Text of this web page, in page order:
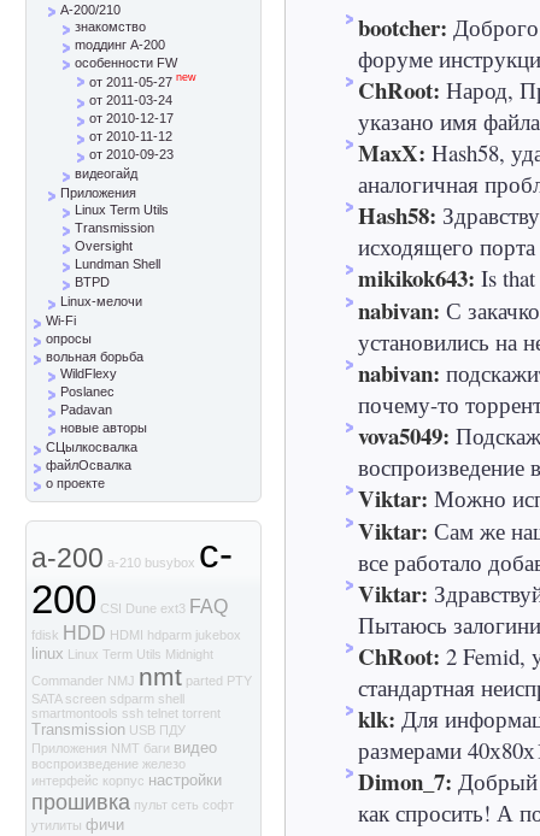
bootcher:
форуме
ChRoot: Народ,
указано имя
MaxX: Hash58,
аналогичная
Hash58:
исходящего
mikikok643: Is
nabivan: С
установились на
nabivan:
почему-то
vova5049:
воспроизведение
Viktar: Можно
Viktar: Сам же
все работало
Viktar:
Пытаюсь
ChRoot: 2 Femid,
стандартная
klk: Для
размерами
Dimon_7: Добрый
как спросить! А
A-200/210
знакомство
mоддинг A-200
особенности FW
от 2011-05-27 new
от 2011-03-24
от 2010-12-17
от 2010-11-12
от 2010-09-23
видеогайд
Приложения
Linux Term Utils
Transmission
Oversight
Lundman Shell
BTPD
Linux-мелочи
Wi-Fi
опросы
вольная борьба
WildFlexy
Poslanec
Padavan
новые авторы
СЦылкосвалка
файлОсвалка
о проекте
a-200 a-210 busybox c-
200 CSI Dune ext3 FAQ
fdisk HDD HDMI hdparm jukebox
linux Linux Term Utils Midnight
Commander NMJ nmt parted PTY
SATA screen sdparm shell
smartmontools ssh telnet torrent
Transmission USB ПДУ
Приложения NMT баги видео
воспроизведение железо
интерфейс корпус настройки
прошивка пульт сеть софт
утилиты фичи